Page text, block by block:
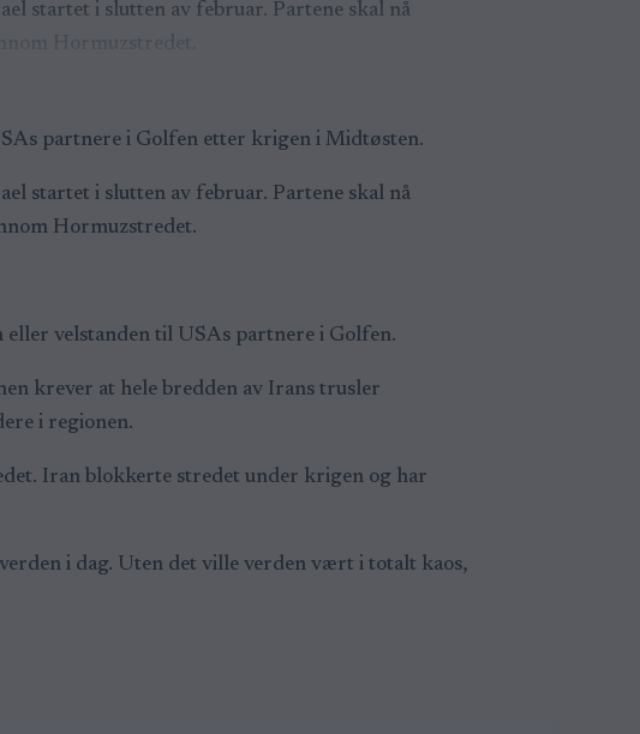
startet i slutten av februar. Partene skal nå
partnere i Golfen etter krigen i Midtøsten.
startet i slutten av februar. Partene skal nå
Hormuzstredet.
velstanden til USAs partnere i Golfen.
krever at hele bredden av Irans trusler
i regionen.
Iran blokkerte stredet under krigen og har
i dag. Uten det ville verden vært i totalt kaos,